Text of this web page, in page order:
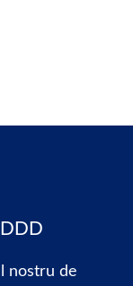
nostru de